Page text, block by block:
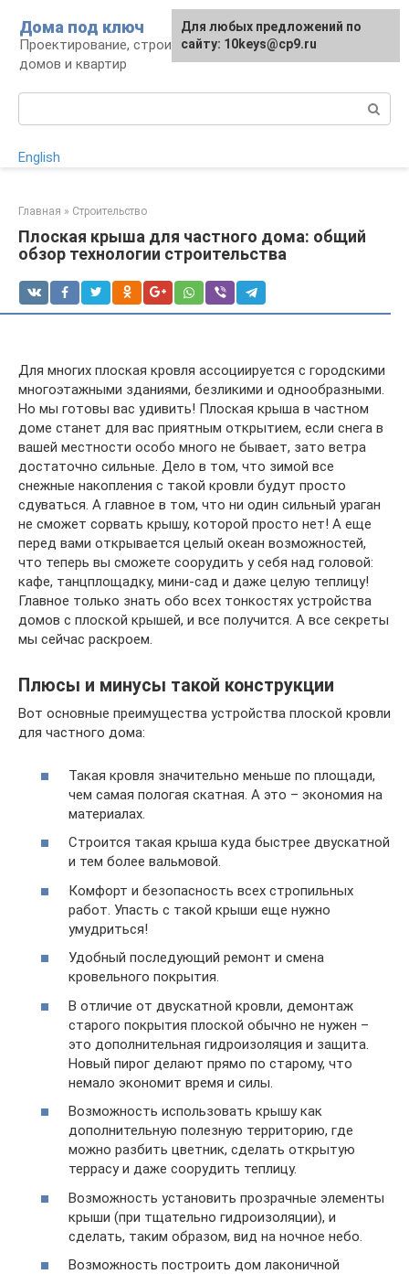
контенту
Дома под ключ
Проектирование, строительство и отделка
домов и квартир
English
Главная » Строительство
Плоская крыша для частного дома: общий
обзор технологии строительства
Для многих плоская кровля ассоциируется с городскими
многоэтажными зданиями, безликими и однообразными.
Но мы готовы вас удивить! Плоская крыша в частном
доме станет для вас приятным открытием, если снега в
вашей местности особо много не бывает, зато ветра
достаточно сильные. Дело в том, что зимой все
снежные накопления с такой кровли будут просто
сдуваться. А главное в том, что ни один сильный ураган
не сможет сорвать крышу, которой просто нет! А еще
перед вами открывается целый океан возможностей,
что теперь вы сможете соорудить у себя над головой:
кафе, танцплощадку, мини-сад и даже целую теплицу!
Главное только знать обо всех тонкостях устройства
домов с плоской крышей, и все получится. А все секреты
мы сейчас раскроем.
Плюсы и минусы такой конструкции
Вот основные преимущества устройства плоской кровли
для частного дома:
Такая кровля значительно меньше по площади,
чем самая пологая скатная. А это – экономия на
материалах.
Строится такая крыша куда быстрее двускатной
и тем более вальмовой.
Комфорт и безопасность всех стропильных
работ. Упасть с такой крыши еще нужно
умудриться!
Удобный последующий ремонт и смена
кровельного покрытия.
В отличие от двускатной кровли, демонтаж
старого покрытия плоской обычно не нужен –
это дополнительная гидроизоляция и защита.
Новый пирог делают прямо по старому, что
немало экономит время и силы.
Возможность использовать крышу как
дополнительную полезную территорию, где
можно разбить цветник, сделать открытую
террасу и даже соорудить теплицу.
Возможность установить прозрачные элементы
крыши (при тщательно гидроизоляции), и
сделать, таким образом, вид на ночное небо.
Возможность построить дом лаконичной
Для любых предложений по
сайту: 10keys@cp9.ru